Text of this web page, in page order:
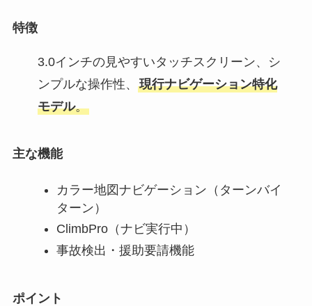
特徴
3.0インチの見やすいタッチスクリーン、シ
ンプルな操作性、 現行ナビゲーション特化
モデル。
主な機能
カラー地図ナビゲーション（ターンバイ
ターン）
ClimbPro（ナビ実行中）
事故検出・援助要請機能
ポイント